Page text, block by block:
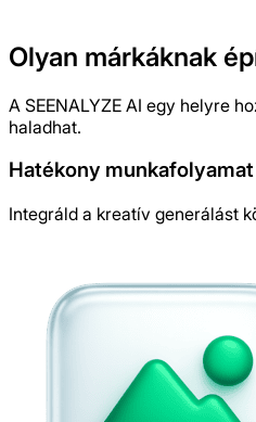
Generálj kreatívokat most
Olyan márkáknak
A SEENALYZE AI egy helyre
haladhat.
Hatékony munkafolyamat
Integráld a kreatív generálást